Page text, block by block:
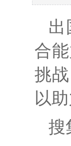
出
合
挑
以
搜